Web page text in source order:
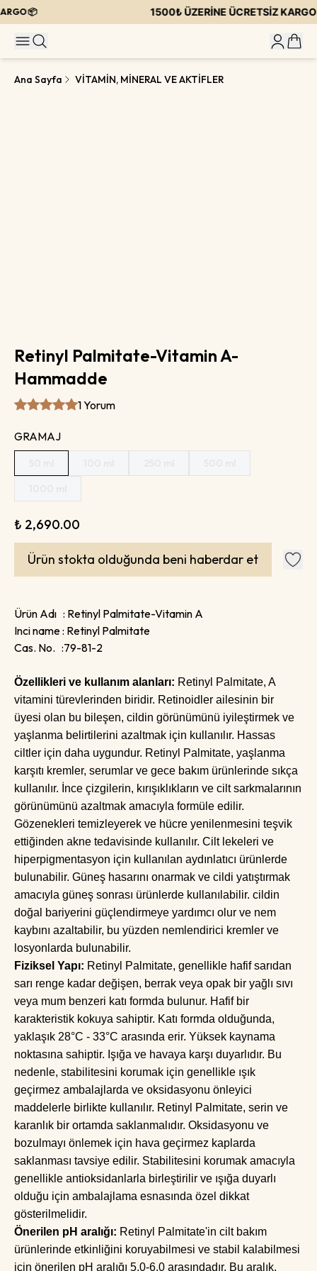
📦 1500₺ ÜZERİNE ÜCRETSİZ KARGO
Ana Sayfa VİTAMİN, MİNERAL VE AKTİFLER
Retinyl Palmitate-Vitamin A-
Hammadde
1 Yorum
GRAMAJ
₺ 2,690.00
Ürün stokta olduğunda beni haberdar et
Ürün Adı : Retinyl Palmitate-Vitamin A
Inci name : Retinyl Palmitate
Cas. No. :79-81-2
Özellikleri ve kullanım alanları: Retinyl Palmitate, A
vitamini türevlerinden biridir. Retinoidler ailesinin bir
üyesi olan bu bileşen, cildin görünümünü iyileştirmek ve
yaşlanma belirtilerini azaltmak için kullanılır. Hassas
ciltler için daha uygundur. Retinyl Palmitate, yaşlanma
karşıtı kremler, serumlar ve gece bakım ürünlerinde sıkça
kullanılır. İnce çizgilerin, kırışıklıkların ve cilt sarkmalarının
görünümünü azaltmak amacıyla formüle edilir.
Gözenekleri temizleyerek ve hücre yenilenmesini teşvik
ettiğinden akne tedavisinde kullanılır. Cilt lekeleri ve
hiperpigmentasyon için kullanılan aydınlatıcı ürünlerde
bulunabilir. Güneş hasarını onarmak ve cildi yatıştırmak
amacıyla güneş sonrası ürünlerde kullanılabilir. cildin
doğal bariyerini güçlendirmeye yardımcı olur ve nem
kaybını azaltabilir, bu yüzden nemlendirici kremler ve
losyonlarda bulunabilir.
Fiziksel Yapı: Retinyl Palmitate, genellikle hafif sarıdan
sarı renge kadar değişen, berrak veya opak bir yağlı sıvı
veya mum benzeri katı formda bulunur. Hafif bir
karakteristik kokuya sahiptir. Katı formda olduğunda,
yaklaşık 28°C - 33°C arasında erir. Yüksek kaynama
noktasına sahiptir. Işığa ve havaya karşı duyarlıdır. Bu
nedenle, stabilitesini korumak için genellikle ışık
geçirmez ambalajlarda ve oksidasyonu önleyici
maddelerle birlikte kullanılır. Retinyl Palmitate, serin ve
karanlık bir ortamda saklanmalıdır. Oksidasyonu ve
bozulmayı önlemek için hava geçirmez kaplarda
saklanması tavsiye edilir. Stabilitesini korumak amacıyla
genellikle antioksidanlarla birleştirilir ve ışığa duyarlı
olduğu için ambalajlama esnasında özel dikkat
gösterilmelidir.
Önerilen pH aralığı: Retinyl Palmitate'in cilt bakım
ürünlerinde etkinliğini koruyabilmesi ve stabil kalabilmesi
için önerilen pH aralığı 5.0-6.0 arasındadır. Bu aralık,